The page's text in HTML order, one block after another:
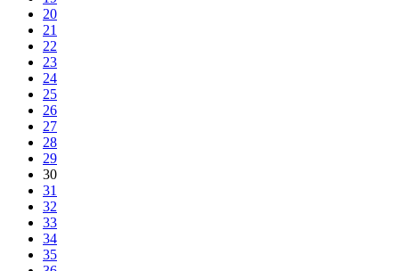
20
21
22
23
24
25
26
27
28
29
30
31
32
33
34
35